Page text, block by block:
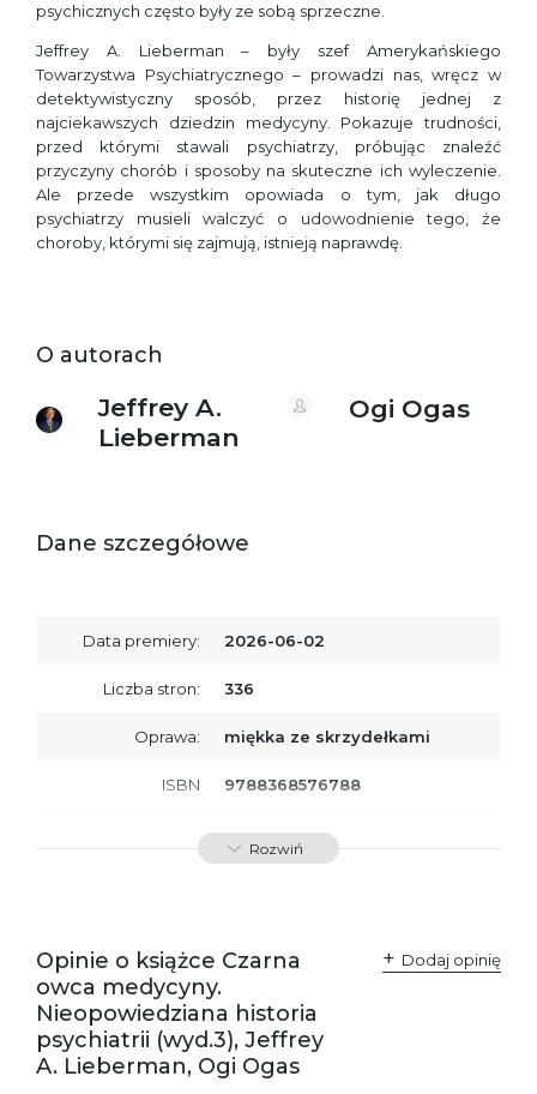
psychicznych często były ze sobą sprzeczne.
Jeffrey A. Lieberman – były szef Amerykańskiego
Towarzystwa Psychiatrycznego – prowadzi nas, wręcz w
detektywistyczny sposób, przez historię jednej z
najciekawszych dziedzin medycyny. Pokazuje trudności,
przed którymi stawali psychiatrzy, próbując znaleźć
przyczyny chorób i sposoby na skuteczne ich wyleczenie.
Ale przede wszystkim opowiada o tym, jak długo
psychiatrzy musieli walczyć o udowodnienie tego, że
choroby, którymi się zajmują, istnieją naprawdę.
O autorach
Jeffrey A.
Lieberman
Ogi Ogas
Dane szczegółowe
Data premiery: 2026-06-02
Liczba stron: 336
Oprawa: miękka ze skrzydełkami
ISBN 9788368576788
K801134
Rozwiń
Opinie o książce Czarna
owca medycyny.
Nieopowiedziana historia
psychiatrii (wyd.3), Jeffrey
A. Lieberman, Ogi Ogas
Dodaj opinię